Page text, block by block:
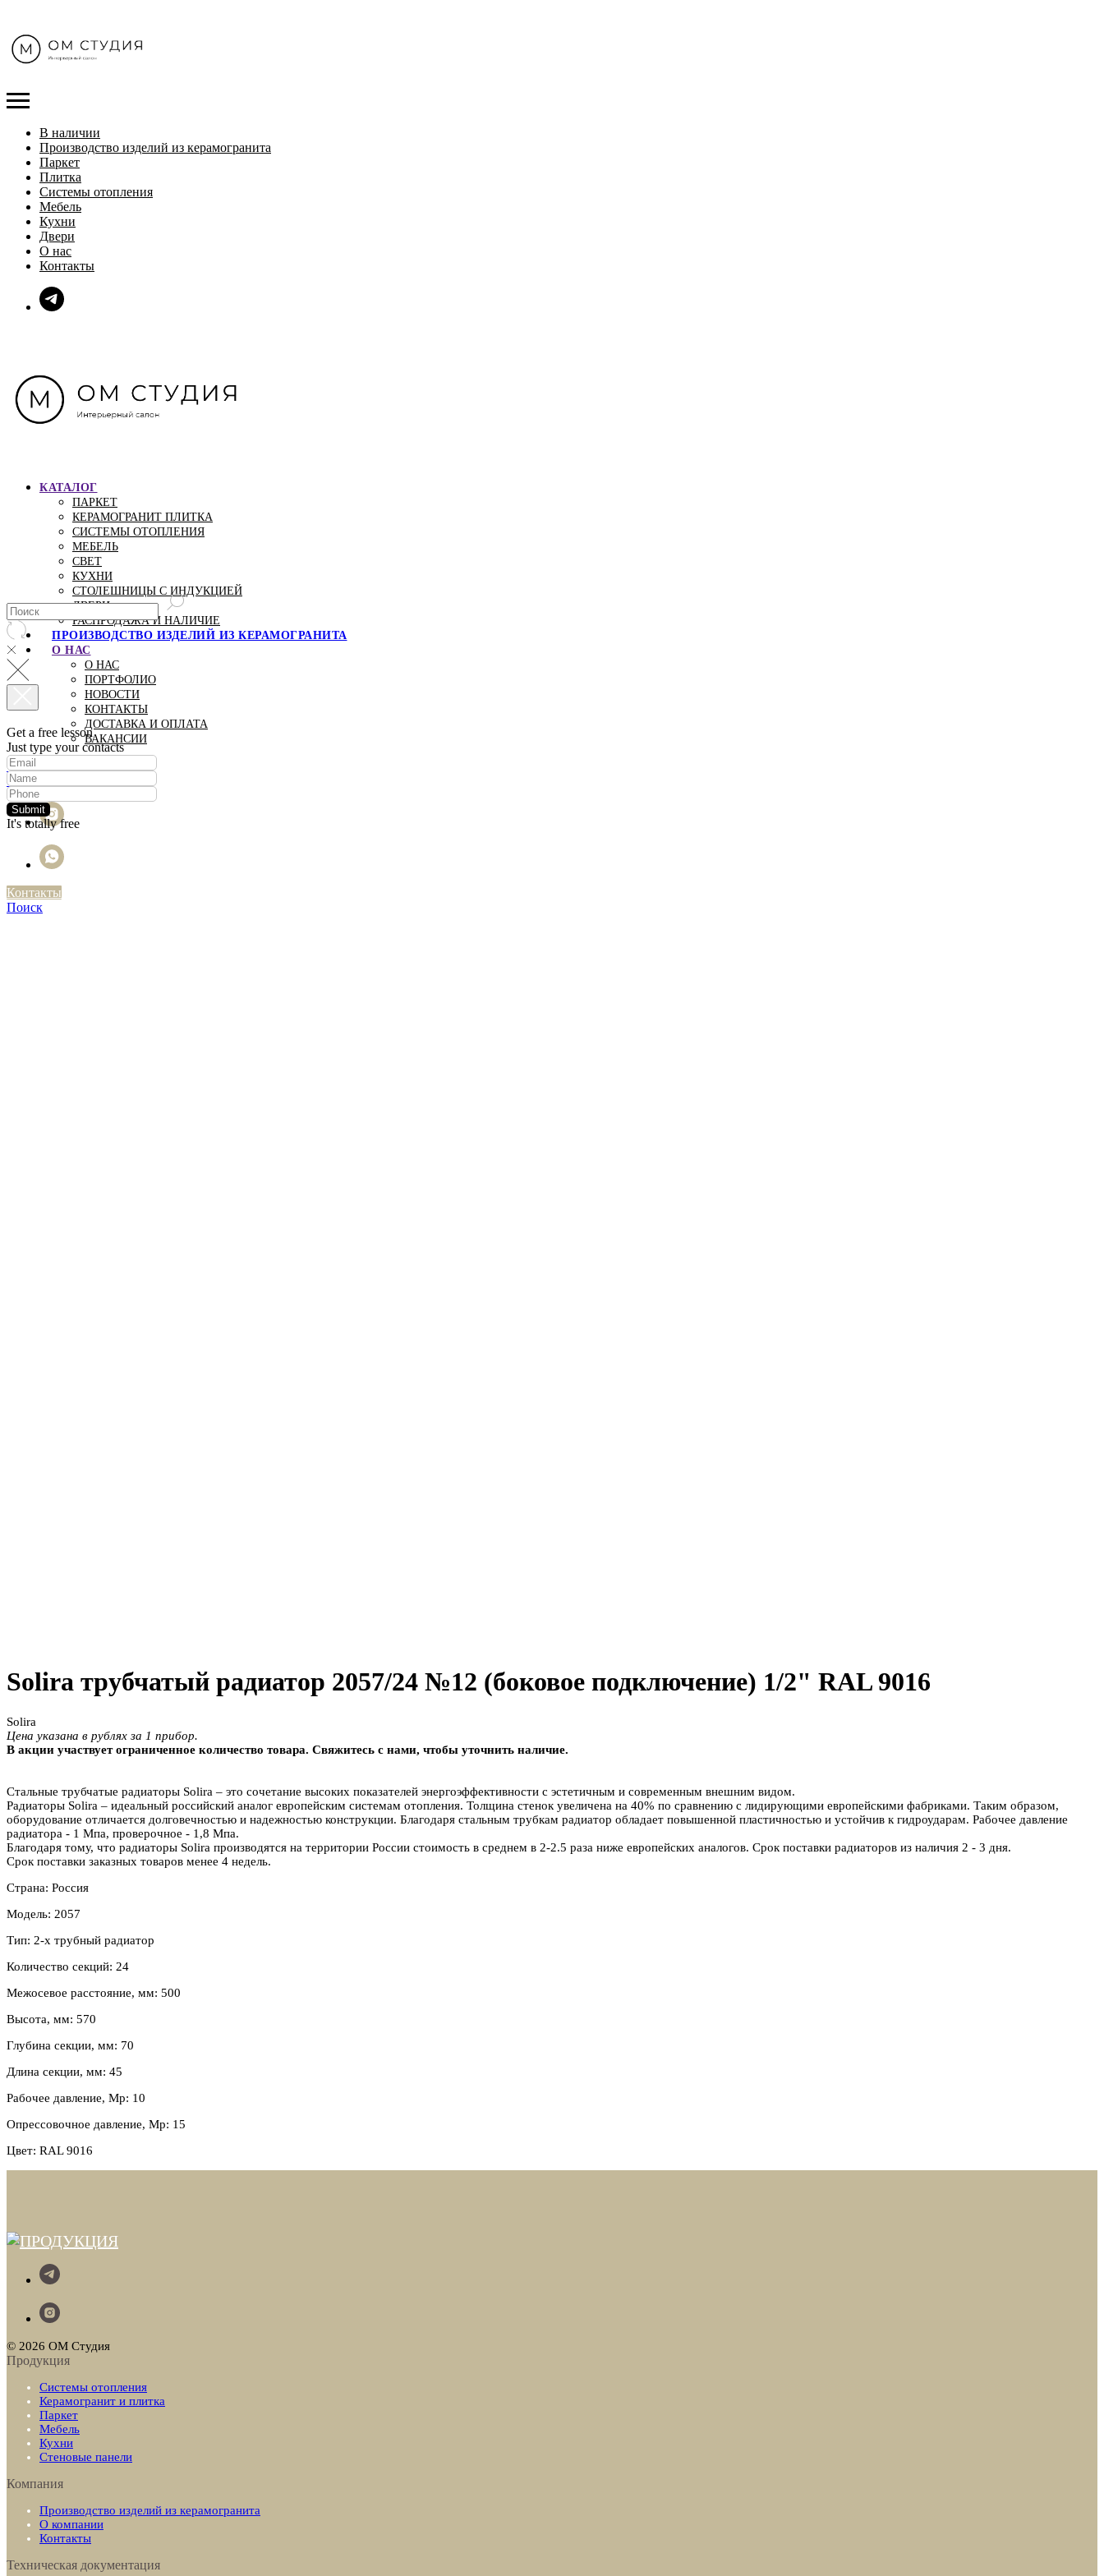
В наличии
Производство изделий из керамогранита
Паркет
Плитка
Системы отопления
Мебель
Кухни
Двери
О нас
Контакты
КАТАЛОГ
ПАРКЕТ
КЕРАМОГРАНИТ ПЛИТКА
СИСТЕМЫ ОТОПЛЕНИЯ
МЕБЕЛЬ
СВЕТ
КУХНИ
СТОЛЕШНИЦЫ С ИНДУКЦИЕЙ
ДВЕРИ
РАСПРОДАЖА И НАЛИЧИЕ
ПРОИЗВОДСТВО ИЗДЕЛИЙ ИЗ КЕРАМОГРАНИТА
О НАС
О НАС
ПОРТФОЛИО
НОВОСТИ
КОНТАКТЫ
ДОСТАВКА И ОПЛАТА
ВАКАНСИИ
+7 (499) 995-26-17
omstudio@srpremium.ru
Контакты
Поиск
Get a free lesson
Just type your contacts
Submit
It's totally free
Solira трубчатый радиатор 2057/24 №12 (боковое подключение) 1/2" RAL 9016
Solira
Цена указана в рублях за 1 прибор.
В акции участвует ограниченное количество товара. Свяжитесь с нами, чтобы уточнить наличие.
Стальные трубчатые радиаторы Solira – это сочетание высоких показателей энергоэффективности с эстетичным и современным внешним видом.
Радиаторы Solira – идеальный российский аналог европейским системам отопления. Толщина стенок увеличена на 40% по сравнению с лидирующими европейскими фабриками. Таким образом,
оборудование отличается долговечностью и надежностью конструкции. Благодаря стальным трубкам радиатор обладает повышенной пластичностью и устойчив к гидроударам. Рабочее давление
радиатора - 1 Мпа, проверочное - 1,8 Мпа.
Благодаря тому, что радиаторы Solira производятся на территории России стоимость в среднем в 2-2.5 раза ниже европейских аналогов. Срок поставки радиаторов из наличия 2 - 3 дня.
Срок поставки заказных товаров менее 4 недель.
Страна: Россия
Модель: 2057
Тип: 2-х трубный радиатор
Количество секций: 24
Межосевое расстояние, мм: 500
Высота, мм: 570
Глубина секции, мм: 70
Длина секции, мм: 45
Рабочее давление, Мр: 10
Опрессовочное давление, Мр: 15
Цвет: RAL 9016
© 2026 ОМ Студия
Продукция
Системы отопления
Керамогранит и плитка
Паркет
Мебель
Кухни
Стеновые панели
Компания
Производство изделий из керамогранита
О компании
Контакты
Техническая документация